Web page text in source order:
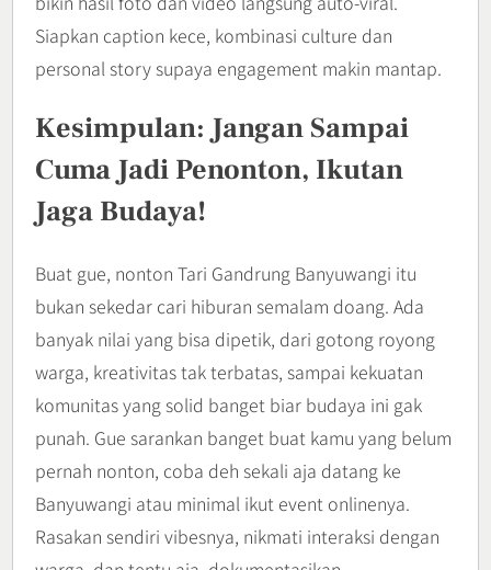
Siapkan caption kece, kombinasi culture dan
personal story supaya engagement makin mantap.
Kesimpulan: Jangan Sampai
Cuma Jadi Penonton, Ikutan
Jaga Budaya!
Buat gue, nonton Tari Gandrung Banyuwangi itu
bukan sekedar cari hiburan semalam doang. Ada
banyak nilai yang bisa dipetik, dari gotong royong
warga, kreativitas tak terbatas, sampai kekuatan
komunitas yang solid banget biar budaya ini gak
punah. Gue sarankan banget buat kamu yang belum
pernah nonton, coba deh sekali aja datang ke
Banyuwangi atau minimal ikut event onlinenya.
Rasakan sendiri vibesnya, nikmati interaksi dengan